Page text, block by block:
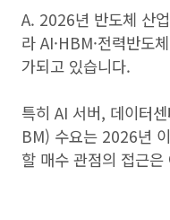
A. 2026년 반도체 산
라 AI·HBM·전력반도
가되고 있습니다.
특히 AI 서버, 데이터
BM) 수요는 2026년
할 매수 관점의 접근